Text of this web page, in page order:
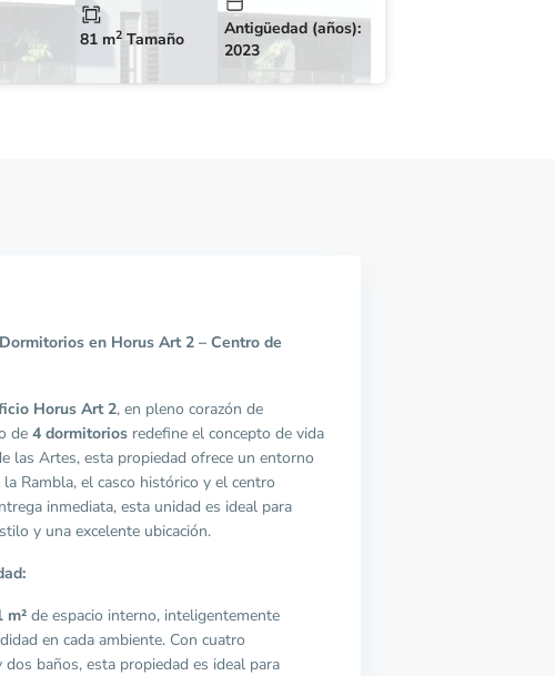
81 m2 Tamaño
Antigüedad (años):
2023
en Horus Art 2 – Centro de
Horus Art 2, en pleno corazón de
de 4 dormitorios redefine el concepto de vida
las Artes, esta propiedad ofrece un entorno
Rambla, el casco histórico y el centro
inmediata, esta unidad es ideal para
y una excelente ubicación.
m² de espacio interno, inteligentemente
en cada ambiente. Con cuatro
baños, esta propiedad es ideal para